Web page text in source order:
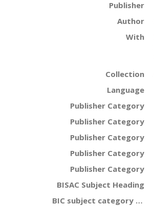
Publisher
Author
With
Collection
Language
Publisher Category
Publisher Category
Publisher Category
Publisher Category
Publisher Category
BISAC Subject Heading
BIC subject category (UK)